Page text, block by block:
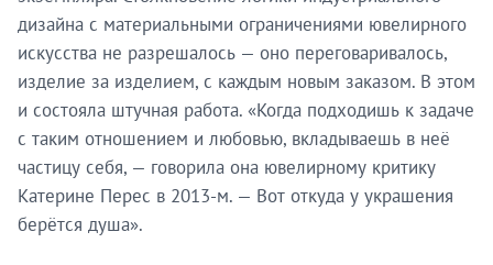
дизайна с материальными ограничениями ювелирного
искусства не разрешалось — оно переговаривалось,
изделие за изделием, с каждым новым заказом. В этом
и состояла штучная работа. «Когда подходишь к задаче
с таким отношением и любовью, вкладываешь в неё
частицу себя, — говорила она ювелирному критику
Катерине Перес в 2013-м. — Вот откуда у украшения
берётся душа».